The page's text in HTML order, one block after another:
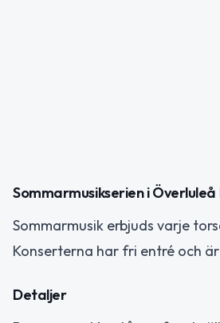
Sommarmusikserien i
Sommarmusik erbjuds varje
Konserterna har fri entré och
Detaljer